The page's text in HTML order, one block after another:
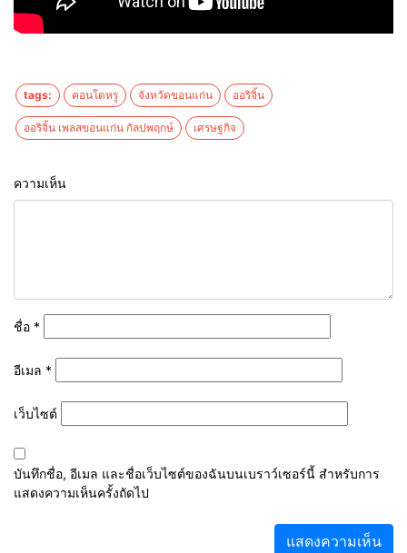
tags: คอนโดหรู จังหวัดขอนแก่น ออริจิ้น
ออริจิ้น เพลสขอนแก่น กัลปพฤกษ์ เศรษฐกิจ
ความเห็น
ชื่อ *
อีเมล *
เว็บไซต์
บันทึกชื่อ, อีเมล และชื่อเว็บไซต์ของฉันบนเบราว์เซอร์นี้ สำหรับการ
แสดงความเห็นครั้งถัดไป